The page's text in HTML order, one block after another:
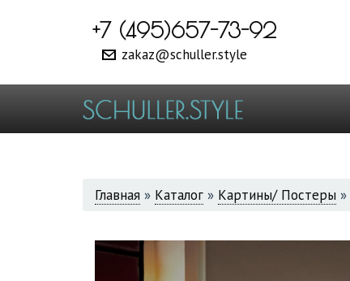
+7 (495)657-73-92
zakaz@schuller.style
ВЫ
Главная » Каталог » Картины/ Постеры »